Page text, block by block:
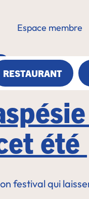
Espace membre
RESTAURANT
été
festival qui